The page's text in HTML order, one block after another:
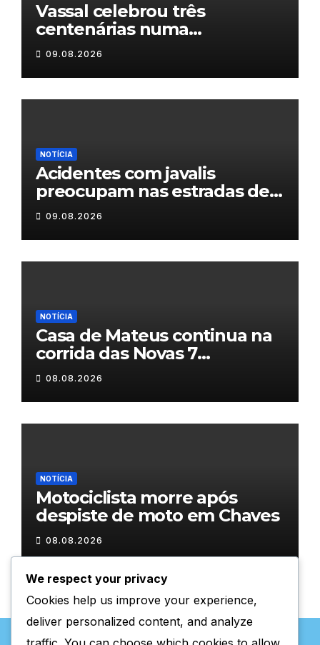
Vassal celebrou três
centenárias numa
homenagem a um século de
histórias
09.08.2026
NOTÍCIA
Acidentes com javalis
preocupam nas estradas de
Trás-os-Montes
09.08.2026
NOTÍCIA
Casa de Mateus continua na
corrida das Novas 7
Maravilhas de Portugal
08.08.2026
NOTÍCIA
Motociclista morre após
despiste de moto em Chaves
08.08.2026
We respect your privacy
Cookies help us improve your experience,
deliver personalized content, and analyze